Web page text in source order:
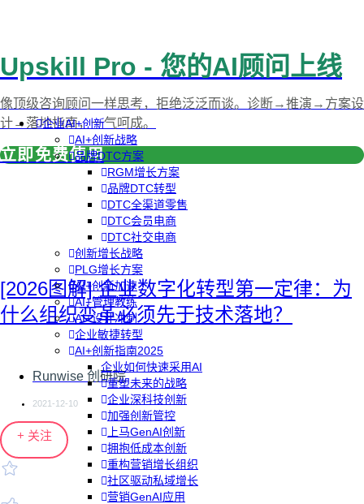
企业AI+创新
AI+创新战略
品牌DTC方案
RGM增长方案
品牌DTC转型
DTC全渠道零售
DTC会员电商
DTC社交电商
创新增长战略
PLG增长方案
AI+创新加速
AI+管理教练
AI+设计冲刺
企业敏捷转型
AI+创新指南2025
企业如何快速采用AI
重塑未来的战略
企业深科技创新
加强创新管控
上马GenAI创新
拥抱低成本创新
重构营销增长组织
社区驱动私域增长
营销GenAI应用
Upskill Pro - 您的AI顾问上线
像顶级咨询顾问一样思考，拒绝泛泛而谈。诊断→推演→方案设
计→落地指南，一气呵成。
立即免费使用
[2026图解] 企业数字化转型第一定律：为
什么组织变革必须先于技术落地？
Runwise 创研院
2021-12-10
+ 关注